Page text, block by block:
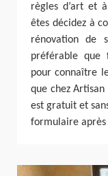
règles d’art et
êtes décidez à
rénovation de
préférable que
pour connaître
que chez
est gratuit et
formulaire après